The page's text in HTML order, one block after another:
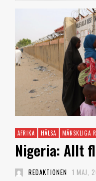
AFRIKA HÄLSA MÄNSKLIGA
Nigeria: Allt
REDAKTIONEN 1 MAJ,